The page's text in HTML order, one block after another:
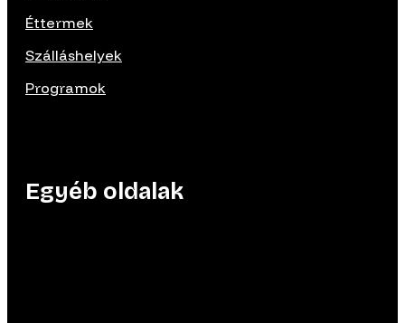
Éttermek
Szálláshelyek
Programok
Egyéb oldalak